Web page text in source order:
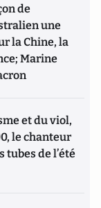
de
une
la Chine, la
Marine
et du viol,
le chanteur
tubes de l’été